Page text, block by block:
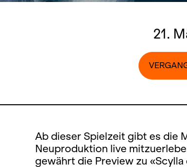
21.
Ab dieser Spielzeit gibt es die
Neuproduktion live
gewährt die Preview zu